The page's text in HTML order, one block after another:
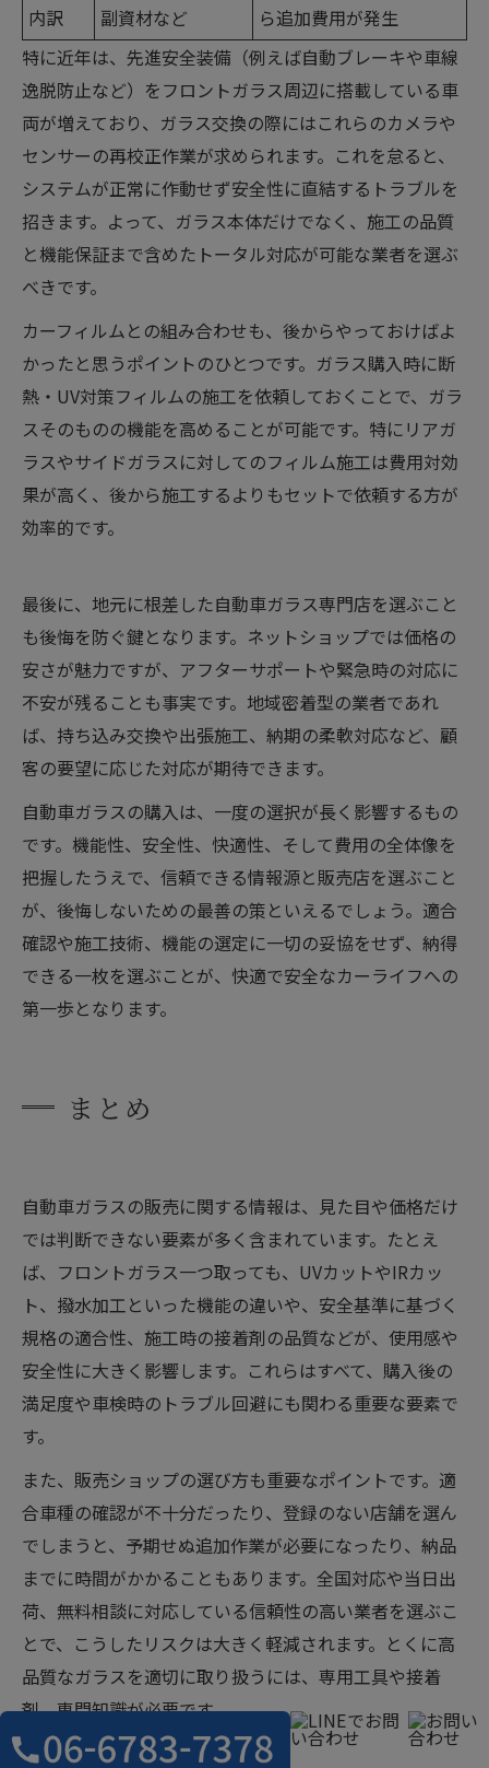
内訳
副資材など
ら追加費用が発生
特に近年は、先進安全装備（例えば自動ブレーキや車線
逸脱防止など）をフロントガラス周辺に搭載している車
両が増えており、ガラス交換の際にはこれらのカメラや
センサーの再校正作業が求められます。これを怠ると、
システムが正常に作動せず安全性に直結するトラブルを
招きます。よって、ガラス本体だけでなく、施工の品質
と機能保証まで含めたトータル対応が可能な業者を選ぶ
べきです。
カーフィルムとの組み合わせも、後からやっておけばよ
かったと思うポイントのひとつです。ガラス購入時に断
熱・UV対策フィルムの施工を依頼しておくことで、ガラ
スそのものの機能を高めることが可能です。特にリアガ
ラスやサイドガラスに対してのフィルム施工は費用対効
果が高く、後から施工するよりもセットで依頼する方が
効率的です。
最後に、地元に根差した自動車ガラス専門店を選ぶこと
も後悔を防ぐ鍵となります。ネットショップでは価格の
安さが魅力ですが、アフターサポートや緊急時の対応に
不安が残ることも事実です。地域密着型の業者であれ
ば、持ち込み交換や出張施工、納期の柔軟対応など、顧
客の要望に応じた対応が期待できます。
自動車ガラスの購入は、一度の選択が長く影響するもの
です。機能性、安全性、快適性、そして費用の全体像を
把握したうえで、信頼できる情報源と販売店を選ぶこと
が、後悔しないための最善の策といえるでしょう。適合
確認や施工技術、機能の選定に一切の妥協をせず、納得
できる一枚を選ぶことが、快適で安全なカーライフへの
第一歩となります。
まとめ
自動車ガラスの販売に関する情報は、見た目や価格だけ
では判断できない要素が多く含まれています。たとえ
ば、フロントガラス一つ取っても、UVカットやIRカッ
ト、撥水加工といった機能の違いや、安全基準に基づく
規格の適合性、施工時の接着剤の品質などが、使用感や
安全性に大きく影響します。これらはすべて、購入後の
満足度や車検時のトラブル回避にも関わる重要な要素で
す。
また、販売ショップの選び方も重要なポイントです。適
合車種の確認が不十分だったり、登録のない店舗を選ん
でしまうと、予期せぬ追加作業が必要になったり、納品
までに時間がかかることもあります。全国対応や当日出
荷、無料相談に対応している信頼性の高い業者を選ぶこ
とで、こうしたリスクは大きく軽減されます。とくに高
品質なガラスを適切に取り扱うには、専用工具や接着
剤、専門知識が必要です。